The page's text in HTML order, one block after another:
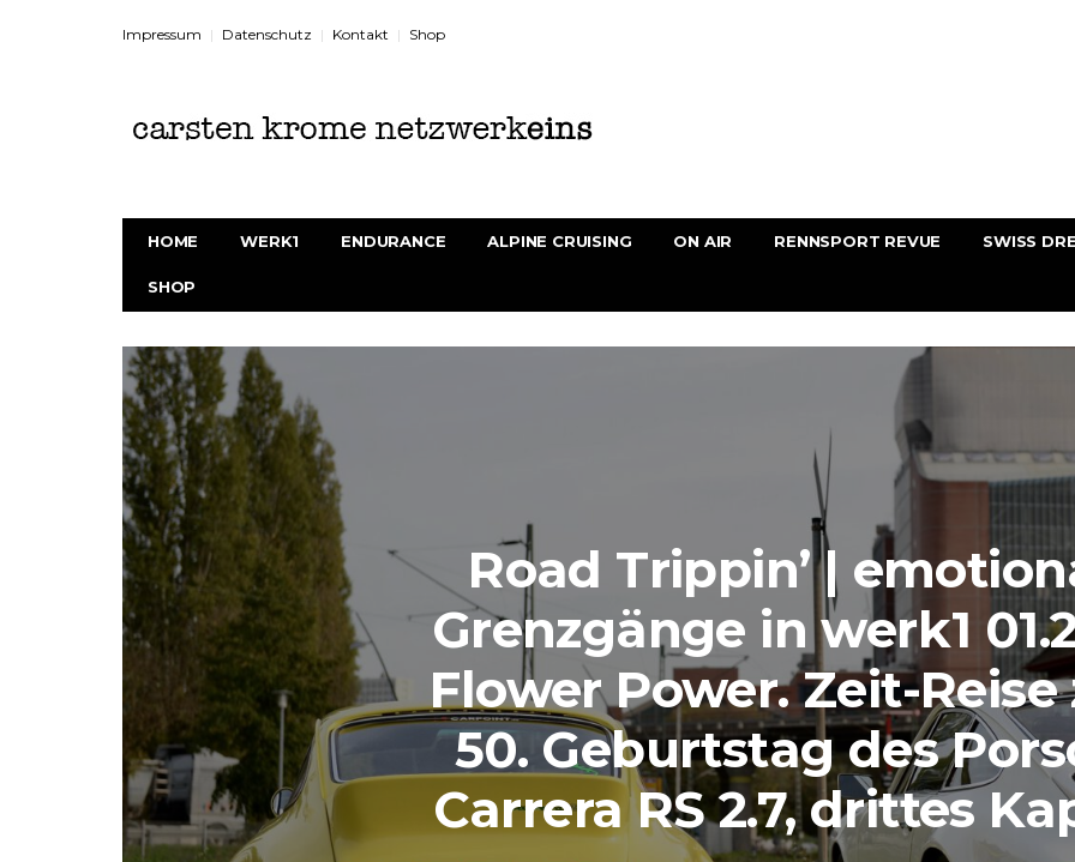
Impressum Datenschutz Kontakt Shop
HOME WERK1 ENDURANCE ALPINE CRUISING ON AIR RENNSPORT REVUE SWISS
SHOP
Road Trippin’ |
Grenzgänge in werk1
Flower Power. Zeit-
50. Geburtstag des
Carrera RS 2.7, drittes